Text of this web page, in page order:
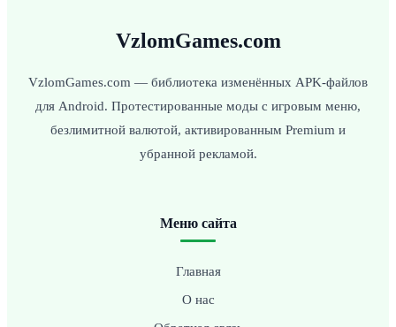
VzlomGames.com
VzlomGames.com — библиотека изменённых APK-файлов
для Android. Протестированные моды с игровым меню,
безлимитной валютой, активированным Premium и
убранной рекламой.
Меню сайта
Главная
О нас